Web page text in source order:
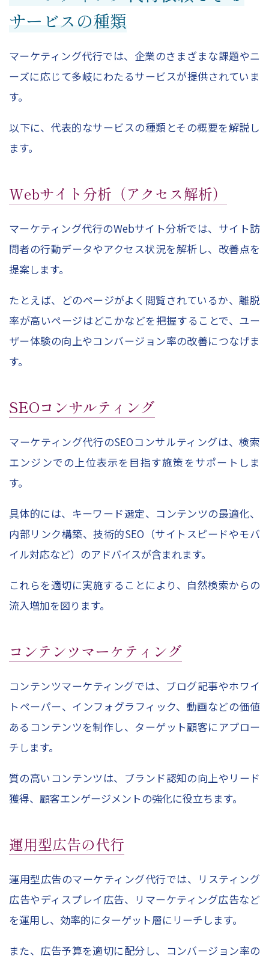
サービスの種類
マーケティング代行では、企業のさまざまな課題やニ
ーズに応じて多岐にわたるサービスが提供されていま
す。
以下に、代表的なサービスの種類とその概要を解説し
ます。
Webサイト分析（アクセス解析）
マーケティング代行のWebサイト分析では、サイト訪
問者の行動データやアクセス状況を解析し、改善点を
提案します。
たとえば、どのページがよく閲覧されているか、離脱
率が高いページはどこかなどを把握することで、ユー
ザー体験の向上やコンバージョン率の改善につなげま
す。
SEOコンサルティング
マーケティング代行のSEOコンサルティングは、検索
エンジンでの上位表示を目指す施策をサポートしま
す。
具体的には、キーワード選定、コンテンツの最適化、
内部リンク構築、技術的SEO （サイトスピードやモバ
イル対応など）のアドバイスが含まれます。
これらを適切に実施することにより、自然検索からの
流入増加を図ります。
コンテンツマーケティング
コンテンツマーケティングでは、ブログ記事やホワイ
トペーパー、インフォグラフィック、動画などの価値
あるコンテンツを制作し、ターゲット顧客にアプロー
チします。
質の高いコンテンツは、ブランド認知の向上やリード
獲得、顧客エンゲージメントの強化に役立ちます。
運用型広告の代行
運用型広告のマーケティング代行では、リスティング
広告やディスプレイ広告、リマーケティング広告など
を運用し、効率的にターゲット層にリーチします。
また、広告予算を適切に配分し、コンバージョン率の